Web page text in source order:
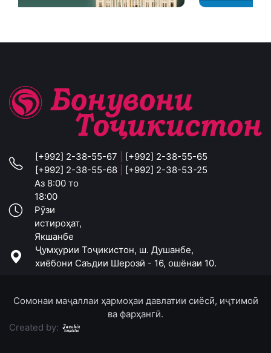
[+992] 2-38-55-67
[+992] 2-38-55-65
[+992] 2-38-55-68
[+992] 2-38-53-25
Аз 8:00 то
18:00
Рӯзи
истироҳат,
Якшанбе
Ҷумҳурии Тоҷикистон, ш. Душанбе,
хиёбони Саъдии Шерозӣ - 16, ошёнаи 10.
Сомонаи маҷаллаи ҳармоҳаи давлатии сиёсӣ, иҷтимоӣ
ва фарҳангӣ.
Created by: